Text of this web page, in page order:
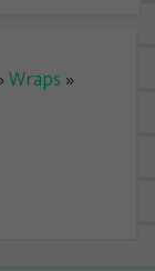
Wraps »